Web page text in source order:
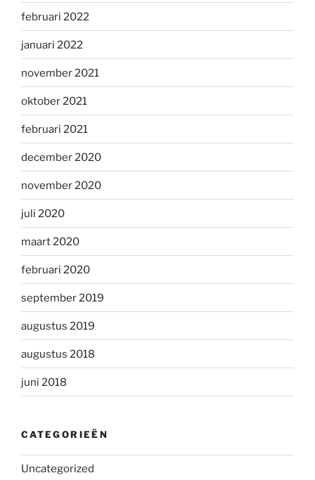
februari 2022
januari 2022
november 2021
oktober 2021
februari 2021
december 2020
november 2020
juli 2020
maart 2020
februari 2020
september 2019
augustus 2019
augustus 2018
juni 2018
CATEGORIEËN
Uncategorized